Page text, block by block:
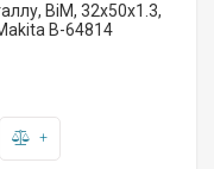
BiM, 32х50х1.3,
B-64814
+